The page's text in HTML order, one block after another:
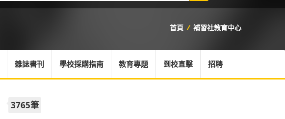
首頁 / 補習社教育中心
雜誌書刊 學校採購指南 教育專題 到校直擊 招聘
3765筆